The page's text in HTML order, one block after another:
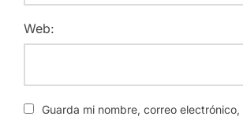
Web:
Guarda mi nombre, correo